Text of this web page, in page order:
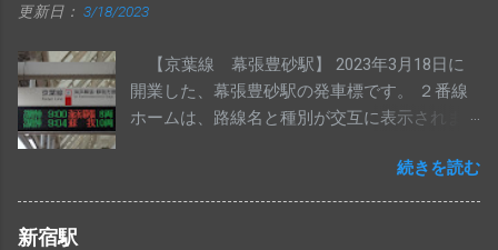
更新日： 3/18/2023
【京葉線 幕張豊砂駅】 2023年3月18日に
開業した、幕張豊砂駅の発車標です。 ２番線
ホームは、路線名と種別が交互に表示されま
導入されるのは初めてと思われます。続きを読む
新宿駅